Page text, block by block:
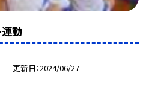
動
更新日 2024/06/27